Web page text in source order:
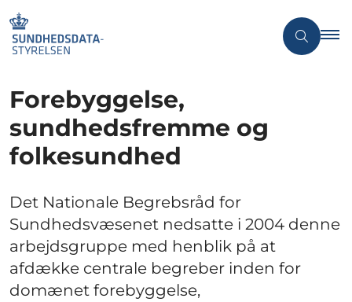
Forebyggelse,
sundhedsfremme og
folkesundhed
Det Nationale Begrebsråd for
Sundhedsvæsenet nedsatte i 2004 denne
arbejdsgruppe med henblik på at
afdække centrale begreber inden for
domænet forebyggelse,